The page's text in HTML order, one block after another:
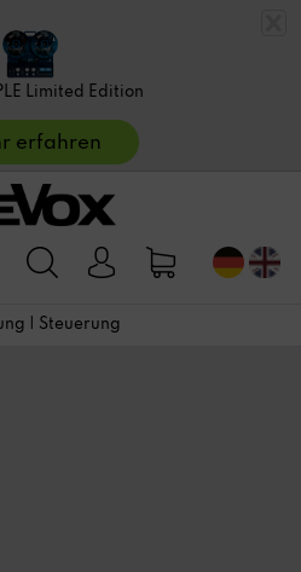
Limited Edition
erfahren
| Steuerung